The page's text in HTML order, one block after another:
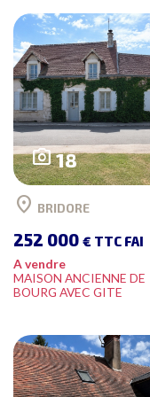
photo_camera18
location_on BRIDORE
252 000€ TTC FAI
A vendre
MAISON ANCIENNE DE
BOURG AVEC GITE